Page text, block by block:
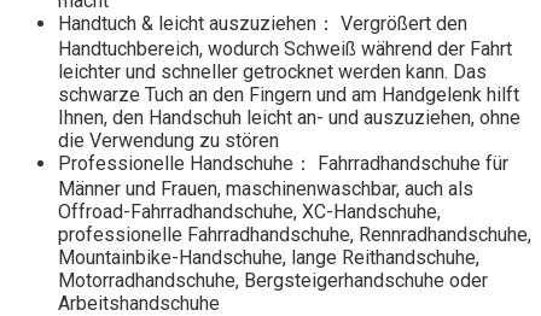
Handtuch & leicht auszuziehen： Vergrößert den
Handtuchbereich, wodurch Schweiß während der Fahrt
leichter und schneller getrocknet werden kann. Das
schwarze Tuch an den Fingern und am Handgelenk hilft
Ihnen, den Handschuh leicht an- und auszuziehen, ohne
die Verwendung zu stören
Professionelle Handschuhe： Fahrradhandschuhe für
Männer und Frauen, maschinenwaschbar, auch als
Offroad-Fahrradhandschuhe, XC-Handschuhe,
professionelle Fahrradhandschuhe, Rennradhandschuhe,
Mountainbike-Handschuhe, lange Reithandschuhe,
Motorradhandschuhe, Bergsteigerhandschuhe oder
Arbeitshandschuhe